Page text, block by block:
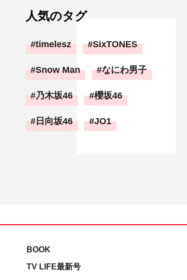
人気のタグ
timelesz SixTONES
Snow Man なにわ男子
乃木坂46 櫻坂46
日向坂46 JO1
BOOK
TV LIFE最新号